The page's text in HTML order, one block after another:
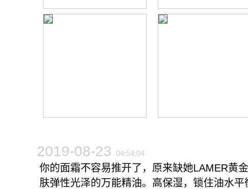
2019-08-23 04:54:04
你的面霜不容易推开了，原来缺她LAMER黄
肤弹性光泽的万能精油。高保湿，锁住油水